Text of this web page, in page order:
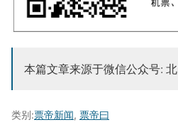
本篇文章来源于微信公众号:
类别:票帝新闻, 票帝曰